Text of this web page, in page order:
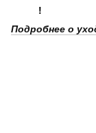
!
Подробнее о